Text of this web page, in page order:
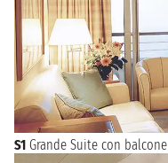
S1 Grande Suite con balcone